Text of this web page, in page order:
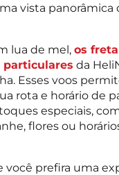
vista panorâmica
lua de mel, os
particulares da
Esses voos
rota e horário de
especiais,
flores ou
você prefira uma